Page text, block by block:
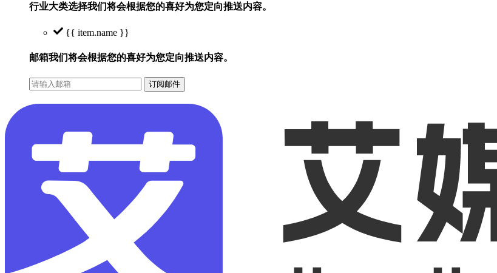
行业大类选择我们将会根据您的喜好为您定向推送内容。
{{ item.name }}
邮箱我们将会根据您的喜好为您定向推送内容。
订阅邮件